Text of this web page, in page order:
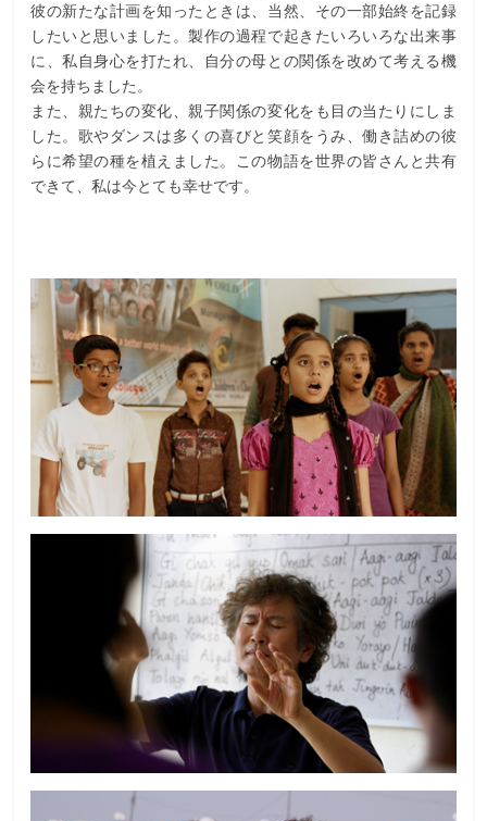
彼の新たな計画を知ったときは、当然、その一部始終を記録
したいと思いました。製作の過程で起きたいろいろな出来事
に、私自身心を打たれ、自分の母との関係を改めて考える機
会を持ちました。
また、親たちの変化、親子関係の変化をも目の当たりにしま
した。歌やダンスは多くの喜びと笑顔をうみ、働き詰めの彼
らに希望の種を植えました。この物語を世界の皆さんと共有
できて、私は今とても幸せです。